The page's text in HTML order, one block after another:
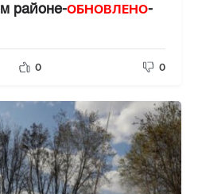
районе-ОБНОВЛЕНО-
0 0